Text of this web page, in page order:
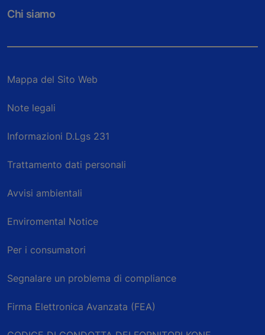
Chi siamo
Mappa del Sito Web
Note legali
Informazioni D.Lgs 231
Trattamento dati personali
Avvisi ambientali
Enviromental Notice
Per i consumatori
Segnalare un problema di compliance
Firma Elettronica Avanzata (FEA)